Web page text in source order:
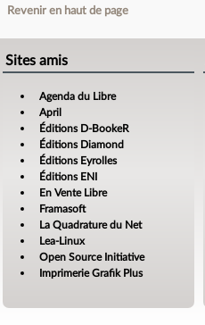
Revenir en haut de page
Sites amis
Agenda du Libre
April
Éditions D-BookeR
Éditions Diamond
Éditions Eyrolles
Éditions ENI
En Vente Libre
Framasoft
La Quadrature du Net
Lea-Linux
Open Source Initiative
Imprimerie Grafik Plus